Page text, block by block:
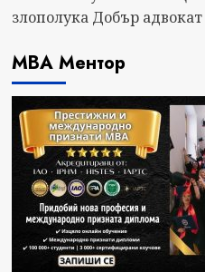
злополука Добър
МВА Ментор